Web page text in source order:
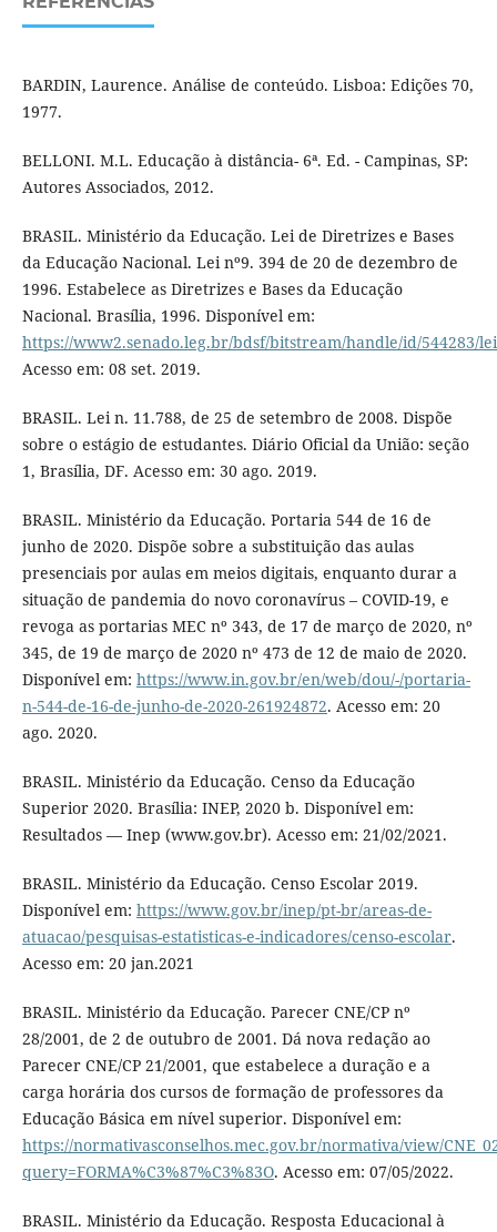
BARDIN, Laurence. Análise de conteúdo. Lisboa: Edições 70,
1977.
BELLONI. M.L. Educação à distância- 6ª. Ed. - Campinas, SP:
Autores Associados, 2012.
BRASIL. Ministério da Educação. Lei de Diretrizes e Bases
da Educação Nacional. Lei nº9. 394 de 20 de dezembro de
1996. Estabelece as Diretrizes e Bases da Educação
Nacional. Brasília, 1996. Disponível em:
https://www2.senado.leg.br/bdsf/bitstream/handle/id/544283/
Acesso em: 08 set. 2019.
BRASIL. Lei n. 11.788, de 25 de setembro de 2008. Dispõe
sobre o estágio de estudantes. Diário Oficial da União: seção
1, Brasília, DF. Acesso em: 30 ago. 2019.
BRASIL. Ministério da Educação. Portaria 544 de 16 de
junho de 2020. Dispõe sobre a substituição das aulas
presenciais por aulas em meios digitais, enquanto durar a
situação de pandemia do novo coronavírus – COVID-19, e
revoga as portarias MEC nº 343, de 17 de março de 2020, nº
345, de 19 de março de 2020 nº 473 de 12 de maio de 2020.
Disponível em: https://www.in.gov.br/en/web/dou/-/portaria-
n-544-de-16-de-junho-de-2020-261924872. Acesso em: 20
ago. 2020.
BRASIL. Ministério da Educação. Censo da Educação
Superior 2020. Brasília: INEP, 2020 b. Disponível em:
Resultados — Inep (www.gov.br). Acesso em: 21/02/2021.
BRASIL. Ministério da Educação. Censo Escolar 2019.
Disponível em: https://www.gov.br/inep/pt-br/areas-de-
atuacao/pesquisas-estatisticas-e-indicadores/censo-escolar.
Acesso em: 20 jan.2021
BRASIL. Ministério da Educação. Parecer CNE/CP nº
28/2001, de 2 de outubro de 2001. Dá nova redação ao
Parecer CNE/CP 21/2001, que estabelece a duração e a
carga horária dos cursos de formação de professores da
Educação Básica em nível superior. Disponível em:
https://normativasconselhos.mec.gov.br/normativa/view/
query=FORMA%C3%87%C3%83O. Acesso em: 07/05/2022.
BRASIL. Ministério da Educação. Resposta Educacional à